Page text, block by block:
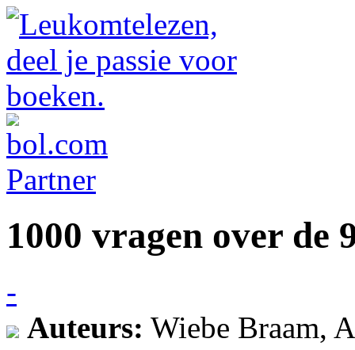
1000 vragen over de
-
Auteurs: Wiebe Braam,